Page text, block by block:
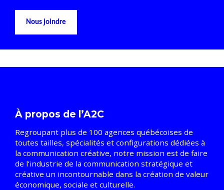
Nous joindre
À propos de l’A2C
Regroupant plus de 100 agences québécoises de
toutes tailles, spécialités et configurations dédiées à
la communication créative, notre mission est de faire
de l’industrie de la communication stratégique et
créative un incontournable dans la création de valeur
économique, sociale et culturelle.